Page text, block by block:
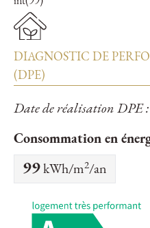
DIAGNOSTIC DE
(DPE)
Date de réalisation DPE
Consommation en
99 kWh/m2/an